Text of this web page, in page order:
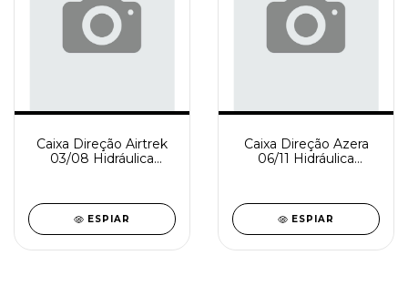
Caixa Direção Airtrek
03/08 Hidráulica
ESPIAR
Caixa Direção Azera
06/11 Hidráulica
ESPIAR